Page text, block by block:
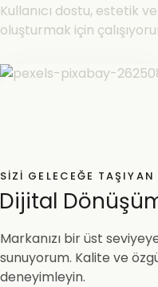
Kullanıcı dostu, estetik
oluşturmak için
SIZI GELECEĞE TAŞIYAN
Dijital
Markanızı bir üst
sunuyorum. Kalite ve
deneyimleyin.